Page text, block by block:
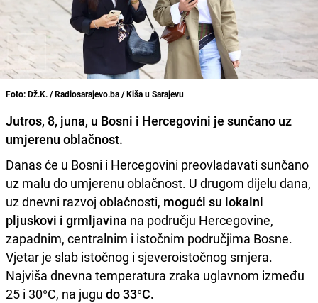
Foto: Dž.K. / Radiosarajevo.ba / Kiša u Sarajevu
Jutros, 8, juna, u Bosni i Hercegovini je sunčano uz
umjerenu oblačnost.
Danas će u Bosni i Hercegovini preovladavati sunčano
uz malu do umjerenu oblačnost. U drugom dijelu dana,
uz dnevni razvoj oblačnosti, mogući su lokalni
pljuskovi i grmljavina na području Hercegovine,
zapadnim, centralnim i istočnim područjima Bosne.
Vjetar je slab istočnog i sjeveroistočnog smjera.
Najviša dnevna temperatura zraka uglavnom između
25 i 30°C, na jugu do 33°C.